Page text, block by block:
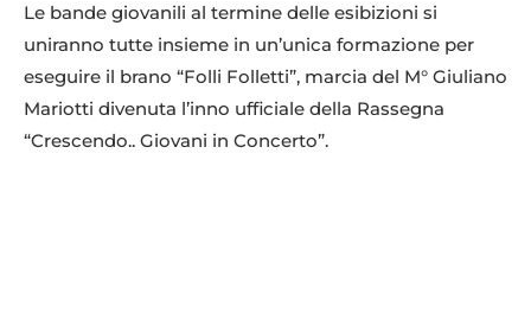
Le bande giovanili al termine delle esibizioni si
uniranno tutte insieme in un’unica formazione per
eseguire il brano “Folli Folletti”, marcia del M° Giuliano
Mariotti divenuta l’inno ufficiale della Rassegna
“Crescendo.. Giovani in Concerto”.